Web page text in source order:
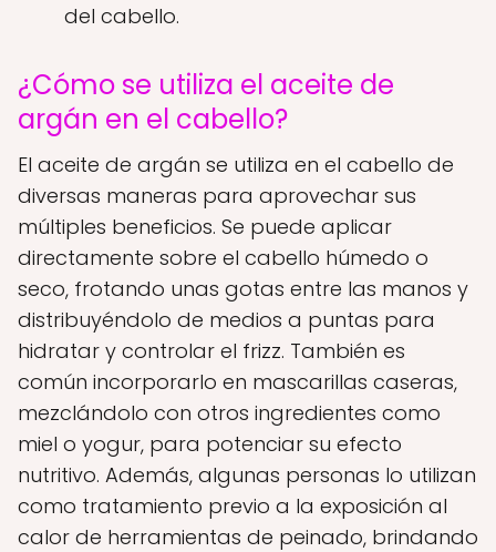
del cabello.
¿Cómo se utiliza el aceite de
argán en el cabello?
El aceite de argán se utiliza en el cabello de
diversas maneras para aprovechar sus
múltiples beneficios. Se puede aplicar
directamente sobre el cabello húmedo o
seco, frotando unas gotas entre las manos y
distribuyéndolo de medios a puntas para
hidratar y controlar el frizz. También es
común incorporarlo en mascarillas caseras,
mezclándolo con otros ingredientes como
miel o yogur, para potenciar su efecto
nutritivo. Además, algunas personas lo utilizan
como tratamiento previo a la exposición al
calor de herramientas de peinado, brindando